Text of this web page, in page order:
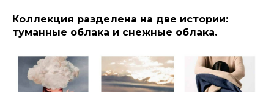
Коллекция разделена на две истории:
туманные облака и снежные облака.